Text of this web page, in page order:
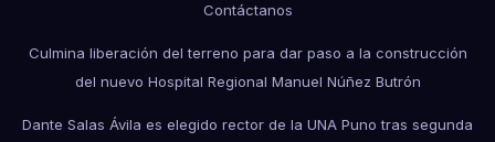
Contáctanos
Culmina liberación del terreno para dar paso a la construcción
del nuevo Hospital Regional Manuel Núñez Butrón
Dante Salas Ávila es elegido rector de la UNA Puno tras segunda